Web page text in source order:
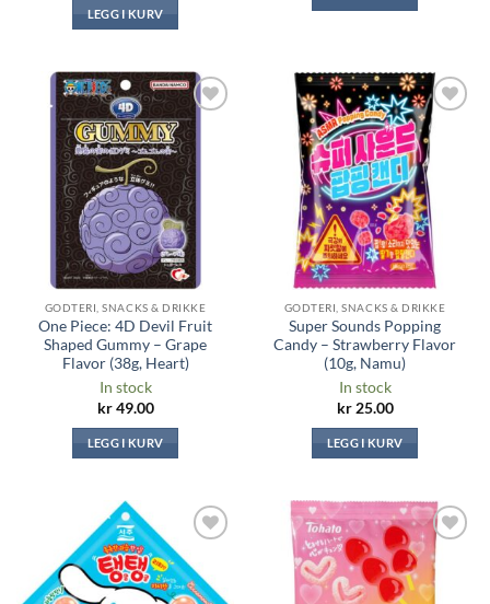
LEGG I KURV
Legg til i
ønskeliste
GODTERI, SNACKS & DRIKKE
One Piece: 4D Devil Fruit
Shaped Gummy – Grape
Flavor (38g, Heart)
In stock
kr49.00
LEGG I KURV
Legg til i
ønskeliste
GODTERI, SNACKS & DRIKKE
Super Sounds Popping
Candy – Strawberry Flavor
(10g, Namu)
In stock
kr25.00
LEGG I KURV
Legg til i
ønskeliste
Legg til i
ønskeliste